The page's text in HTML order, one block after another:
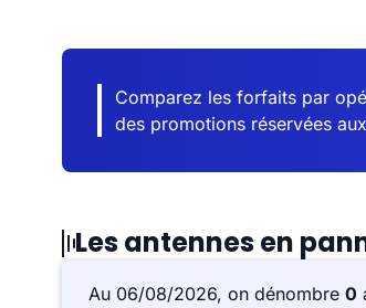
Comparez les forfaits par
des promotions réservées
Les antennes en
Au 06/08/2026, on dénombre 0